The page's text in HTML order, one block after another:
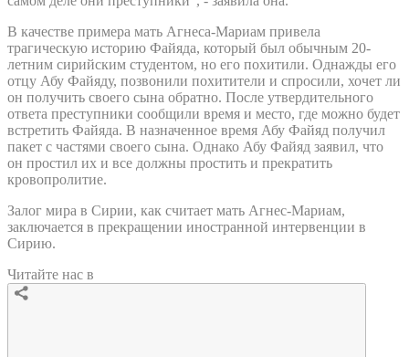
В качестве примера мать Агнеса-Мариам привела
трагическую историю Файяда, который был обычным 20-
летним сирийским студентом, но его похитили. Однажды его
отцу Абу Файяду, позвонили похитители и спросили, хочет ли
он получить своего сына обратно. После утвердительного
ответа преступники сообщили время и место, где можно будет
встретить Файяда. В назначенное время Абу Файяд получил
пакет с частями своего сына. Однако Абу Файяд заявил, что
он простил их и все должны простить и прекратить
кровопролитие.
Залог мира в Сирии, как считает мать Агнес-Мариам,
заключается в прекращении иностранной интервенции в
Сирию.
Читайте нас в